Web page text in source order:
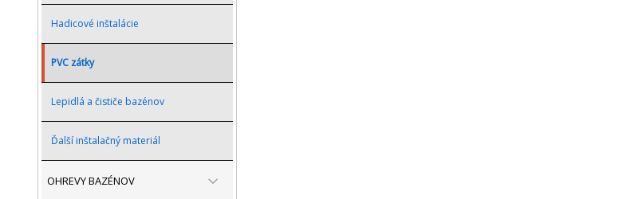
Hadicové inštalácie
PVC zátky
Lepidlá a čističe bazénov
Ďalší inštalačný materiál
OHREVY BAZÉNOV